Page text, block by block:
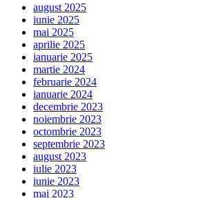
august 2025
iunie 2025
mai 2025
aprilie 2025
ianuarie 2025
martie 2024
februarie 2024
ianuarie 2024
decembrie 2023
noiembrie 2023
octombrie 2023
septembrie 2023
august 2023
iulie 2023
iunie 2023
mai 2023